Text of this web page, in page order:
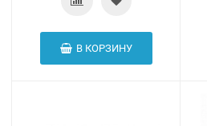
В КОРЗИНУ